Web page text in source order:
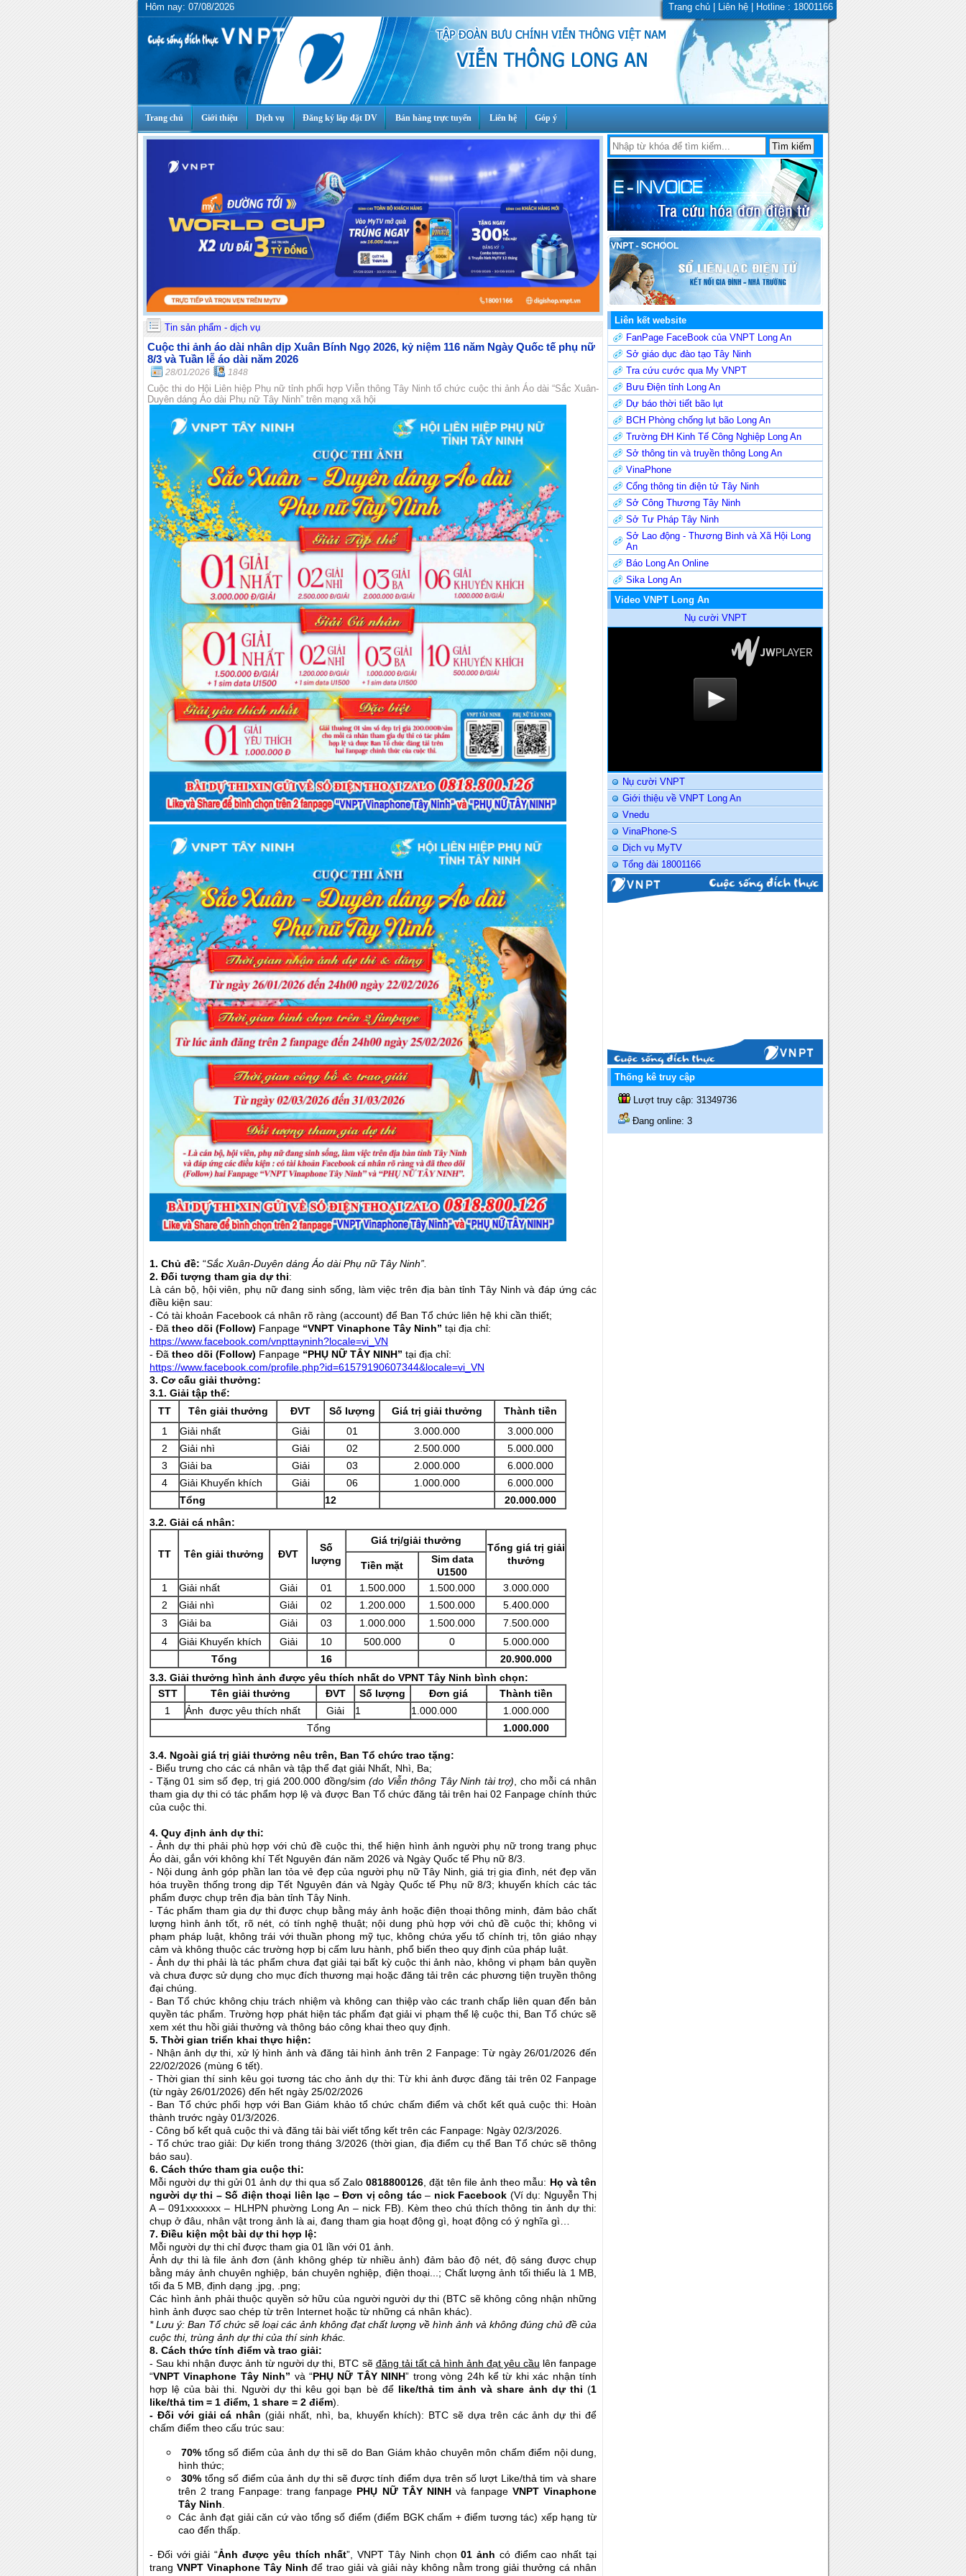
Trang chủ Liên hệ | Hotline : 18001166
Hôm nay: 07/08/2026
Trang chủ Giới thiệu Dịch vụ Đăng ký lắp đặt DV Bán hàng trực tuyến Liên hệ Góp ý
Tin sản phẩm - dịch vụ
Cuộc thi ảnh áo dài nhân dịp Xuân Bính Ngọ 2026, kỷ niệm 116 năm Ngày Quốc tế phụ nữ
8/3 và Tuần lễ áo dài năm 2026
28/01/2026 1848
Cuộc thi do Hội Liên hiệp Phụ nữ tỉnh phối hợp Viễn thông Tây Ninh tổ chức cuộc thi ảnh Áo dài “Sắc Xuân-
Duyên dáng Áo dài Phụ nữ Tây Ninh” trên mạng xã hội
1. Chủ đề: “Sắc Xuân-Duyên dáng Áo dài Phụ nữ Tây Ninh”.
2. Đối tượng tham gia dự thi:
Là cán bộ, hội viên, phụ nữ đang sinh sống, làm việc trên địa bàn tỉnh Tây Ninh và đáp ứng các
điều kiện sau:
- Có tài khoản Facebook cá nhân rõ ràng (account) để Ban Tổ chức liên hệ khi cần thiết;
- Đã theo dõi (Follow) Fanpage “VNPT Vinaphone Tây Ninh” tại địa chỉ:
https://www.facebook.com/vnpttayninh?locale=vi_VN
- Đã theo dõi (Follow) Fanpage “PHỤ NỮ TÂY NINH” tại địa chỉ:
https://www.facebook.com/profile.php?id=61579190607344&locale=vi_VN
3. Cơ cấu giải thưởng:
3.1. Giải tập thể:
TT
Tên giải thưởng ĐVT Số lượng Giá trị giải thưởng
Thành tiền
1
Giải nhất Giải 01 3.000.000
3.000.000
2
Giải nhì Giải 02 2.500.000
5.000.000
3
Giải ba Giải 03 2.000.000
6.000.000
4
Giải Khuyến khích Giải 06 1.000.000
6.000.000
Tổng
12
20.000.000
3.2. Giải cá nhân:
TT Tên giải thưởng ĐVT
Số
lượng
Giá trị/giải thưởng
Tổng giá trị giải
thưởng
Tiền mặt
Sim data
U1500
1
Giải nhất Giải 01 1.500.000 1.500.000
3.000.000
2
Giải nhì Giải 02 1.200.000 1.500.000
5.400.000
3
Giải ba Giải 03 1.000.000 1.500.000
7.500.000
4
Giải Khuyến khích Giải 10 500.000 0
5.000.000
Tổng
16
20.900.000
3.3. Giải thưởng hình ảnh được yêu thích nhất do VPNT Tây Ninh bình chọn:
STT Tên giải thưởng ĐVT Số lượng Đơn giá
Thành tiền
1
Ảnh được yêu thích nhất Giải 1 1.000.000
1.000.000
Tổng
1.000.000
3.4. Ngoài giá trị giải thưởng nêu trên, Ban Tổ chức trao tặng:
- Biểu trưng cho các cá nhân và tập thể đạt giải Nhất, Nhì, Ba;
- Tặng 01 sim số đẹp, trị giá 200.000 đồng/sim (do Viễn thông Tây Ninh tài trợ) , cho mỗi cá nhân
tham gia dự thi có tác phẩm hợp lệ và được Ban Tổ chức đăng tải trên hai 02 Fanpage chính thức
của cuộc thi.
4. Quy định ảnh dự thi:
- Ảnh dự thi phải phù hợp với chủ đề cuộc thi, thể hiện hình ảnh người phụ nữ trong trang phục
Áo dài, gắn với không khí Tết Nguyên đán năm 2026 và Ngày Quốc tế Phụ nữ 8/3.
- Nội dung ảnh góp phần lan tỏa vẻ đẹp của người phụ nữ Tây Ninh, giá trị gia đình, nét đẹp văn
hóa truyền thống trong dịp Tết Nguyên đán và Ngày Quốc tế Phụ nữ 8/3; khuyến khích các tác
phẩm được chụp trên địa bàn tỉnh Tây Ninh.
- Tác phẩm tham gia dự thi được chụp bằng máy ảnh hoặc điện thoại thông minh, đảm bảo chất
lượng hình ảnh tốt, rõ nét, có tính nghệ thuật; nội dung phù hợp với chủ đề cuộc thi; không vi
phạm pháp luật, không trái với thuần phong mỹ tục, không chứa yếu tố chính trị, tôn giáo nhạy
cảm và không thuộc các trường hợp bị cấm lưu hành, phổ biến theo quy định của pháp luật.
- Ảnh dự thi phải là tác phẩm chưa đạt giải tại bất kỳ cuộc thi ảnh nào, không vi phạm bản quyền
và chưa được sử dụng cho mục đích thương mại hoặc đăng tải trên các phương tiện truyền thông
đại chúng.
- Ban Tổ chức không chịu trách nhiệm và không can thiệp vào các tranh chấp liên quan đến bản
quyền tác phẩm. Trường hợp phát hiện tác phẩm đạt giải vi phạm thể lệ cuộc thi, Ban Tổ chức sẽ
xem xét thu hồi giải thưởng và thông báo công khai theo quy định.
5. Thời gian triển khai thực hiện:
- Nhận ảnh dự thi, xử lý hình ảnh và đăng tải hình ảnh trên 2 Fanpage: Từ ngày 26/01/2026 đến
22/02/2026 (mùng 6 tết).
- Thời gian thí sinh kêu gọi tương tác cho ảnh dự thi: Từ khi ảnh được đăng tải trên 02 Fanpage
(từ ngày 26/01/2026) đến hết ngày 25/02/2026
- Ban Tổ chức phối hợp với Ban Giám khảo tổ chức chấm điểm và chốt kết quả cuộc thi: Hoàn
thành trước ngày 01/3/2026.
- Công bố kết quả cuộc thi và đăng tải bài viết tổng kết trên các Fanpage: Ngày 02/3/2026.
- Tổ chức trao giải: Dự kiến trong tháng 3/2026 (thời gian, địa điểm cụ thể Ban Tổ chức sẽ thông
báo sau).
6. Cách thức tham gia cuộc thi:
Mỗi người dự thi gửi 01 ảnh dự thi qua số Zalo0818800126 , đặt tên file ảnh theo mẫu: Họ và tên
người dự thi – Số điện thoại liên lạc – Đơn vị công tác– nick Facebook (Ví dụ: Nguyễn Thị
A – 091xxxxxxx – HLHPN phường Long An – nick FB). Kèm theo chú thích thông tin ảnh dự thi:
chụp ở đâu, nhân vật trong ảnh là ai, đang tham gia hoạt động gì, hoạt động có ý nghĩa gì…
7. Điều kiện một bài dự thi hợp lệ:
Mỗi người dự thi chỉ được tham gia 01 lần với 01 ảnh.
Ảnh dự thi là file ảnh đơn (ảnh không ghép từ nhiều ảnh) đảm bảo độ nét, độ sáng được chụp
bằng máy ảnh chuyên nghiệp, bán chuyên nghiệp, điện thoại...; Chất lượng ảnh tối thiểu là 1 MB,
tối đa 5 MB, định dạng .jpg, .png;
Các hình ảnh phải thuộc quyền sở hữu của người người dự thi (BTC sẽ không công nhận những
hình ảnh được sao chép từ trên Internet hoặc từ những cá nhân khác).
*Lưu ý: Ban Tổ chức sẽ loại các ảnh không đạt chất lượng về hình ảnh và không đúng chủ đề của
cuộc thi, trùng ảnh dự thi của thí sinh khác.
8. Cách thức tính điểm và trao giải:
- Sau khi nhận được ảnh từ người dự thi, BTC sẽ đăng tải tất cả hình ảnh đạt yêu cầu lên fanpage
“VNPT Vinaphone Tây Ninh” và “PHỤ NỮ TÂY NINH” trong vòng 24h kể từ khi xác nhận tính
hợp lệ của bài thi. Người dự thi kêu gọi bạn bè đểlike/thả tim ảnh và share ảnh dự thi (1
like/thả tim = 1 điểm, 1 share = 2 điểm).
- Đối với giải cá nhân(giải nhất, nhì, ba, khuyến khích): BTC sẽ dựa trên các ảnh dự thi để
chấm điểm theo cấu trúc sau:
70% tổng số điểm của ảnh dự thi sẽ do Ban Giám khảo chuyên môn chấm điểm nội dung,
hình thức;
30% tổng số điểm của ảnh dự thi sẽ được tính điểm dựa trên số lượt Like/thả tim và share
trên 2 trang Fanpage: trang fanpage PHỤ NỮ TÂY NINHvà fanpage VNPT Vinaphone
Tây Ninh
Các ảnh đạt giải căn cứ vào tổng số điểm (điểm BGK chấm + điểm tương tác) xếp hạng từ
cao đến thấp.
- Đối với giải “Ảnh được yêu thích nhất”, VNPT Tây Ninh chọn01 ảnh có điểm cao nhất tại
trang VNPTVinaphone Tây Ninhđể trao giải và giải này không nằm trong giải thưởng cá nhân
Liên kết website
FanPage FaceBook của VNPT Long An
Sở giáo dục đào tạo Tây Ninh
Tra cứu cước qua My VNPT
Bưu Điện tỉnh Long An
Dự báo thời tiết bão lụt
BCH Phòng chống lụt bão Long An
Trường ĐH Kinh Tế Công Nghiệp Long An
Sở thông tin và truyền thông Long An
VinaPhone
Cổng thông tin điện tử Tây Ninh
Sở Công Thương Tây Ninh
Sở Tư Pháp Tây Ninh
Sở Lao động - Thương Binh và Xã Hội Long
An
Báo Long An Online
Sika Long An
Video VNPT Long An
Nụ cười VNPT
Nụ cười VNPT
Giới thiệu về VNPT Long An
Vnedu
VinaPhone-S
Dịch vụ MyTV
Tổng đài 18001166
Thống kê truy cập
Lượt truy cập: 31349736
Đang online: 3